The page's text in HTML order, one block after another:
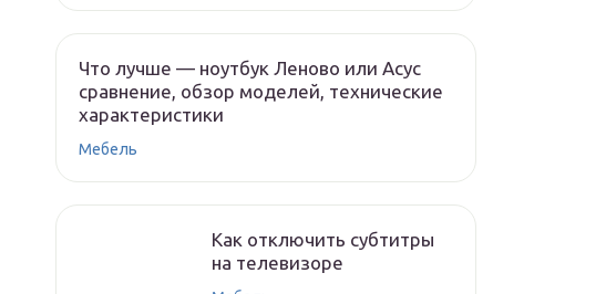
Что лучше — ноутбук Леново или Асус
сравнение, обзор моделей, технические
характеристики
Мебель
Как отключить субтитры
на телевизоре